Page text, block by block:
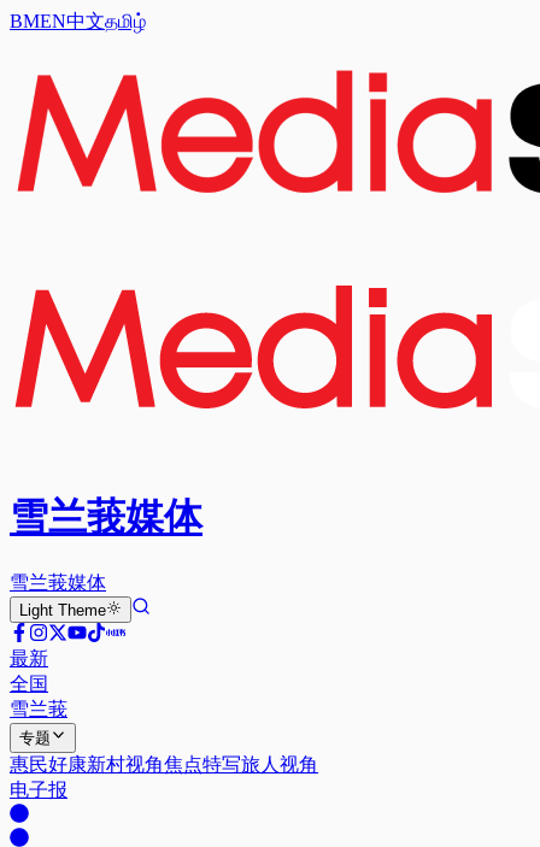
BMEN中文தமிழ்
雪兰莪媒体
雪兰莪媒体
Light Theme
最新
全国
雪兰莪
专题
惠民好康新村视角焦点特写旅人视角
电子报